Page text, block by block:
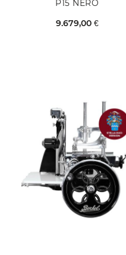
P15 NERO
9.679,00 €